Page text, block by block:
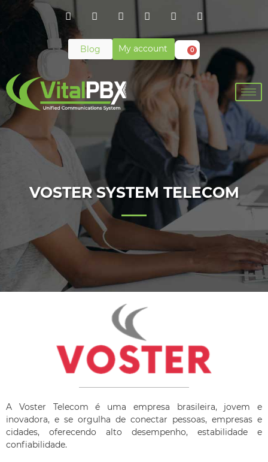
Blog My account 0
VOSTER SYSTEM TELECOM
A Voster Telecom é uma empresa brasileira, jovem e
inovadora, e se orgulha de conectar pessoas, empresas e
cidades, oferecendo alto desempenho, estabilidade e
conﬁabilidade.